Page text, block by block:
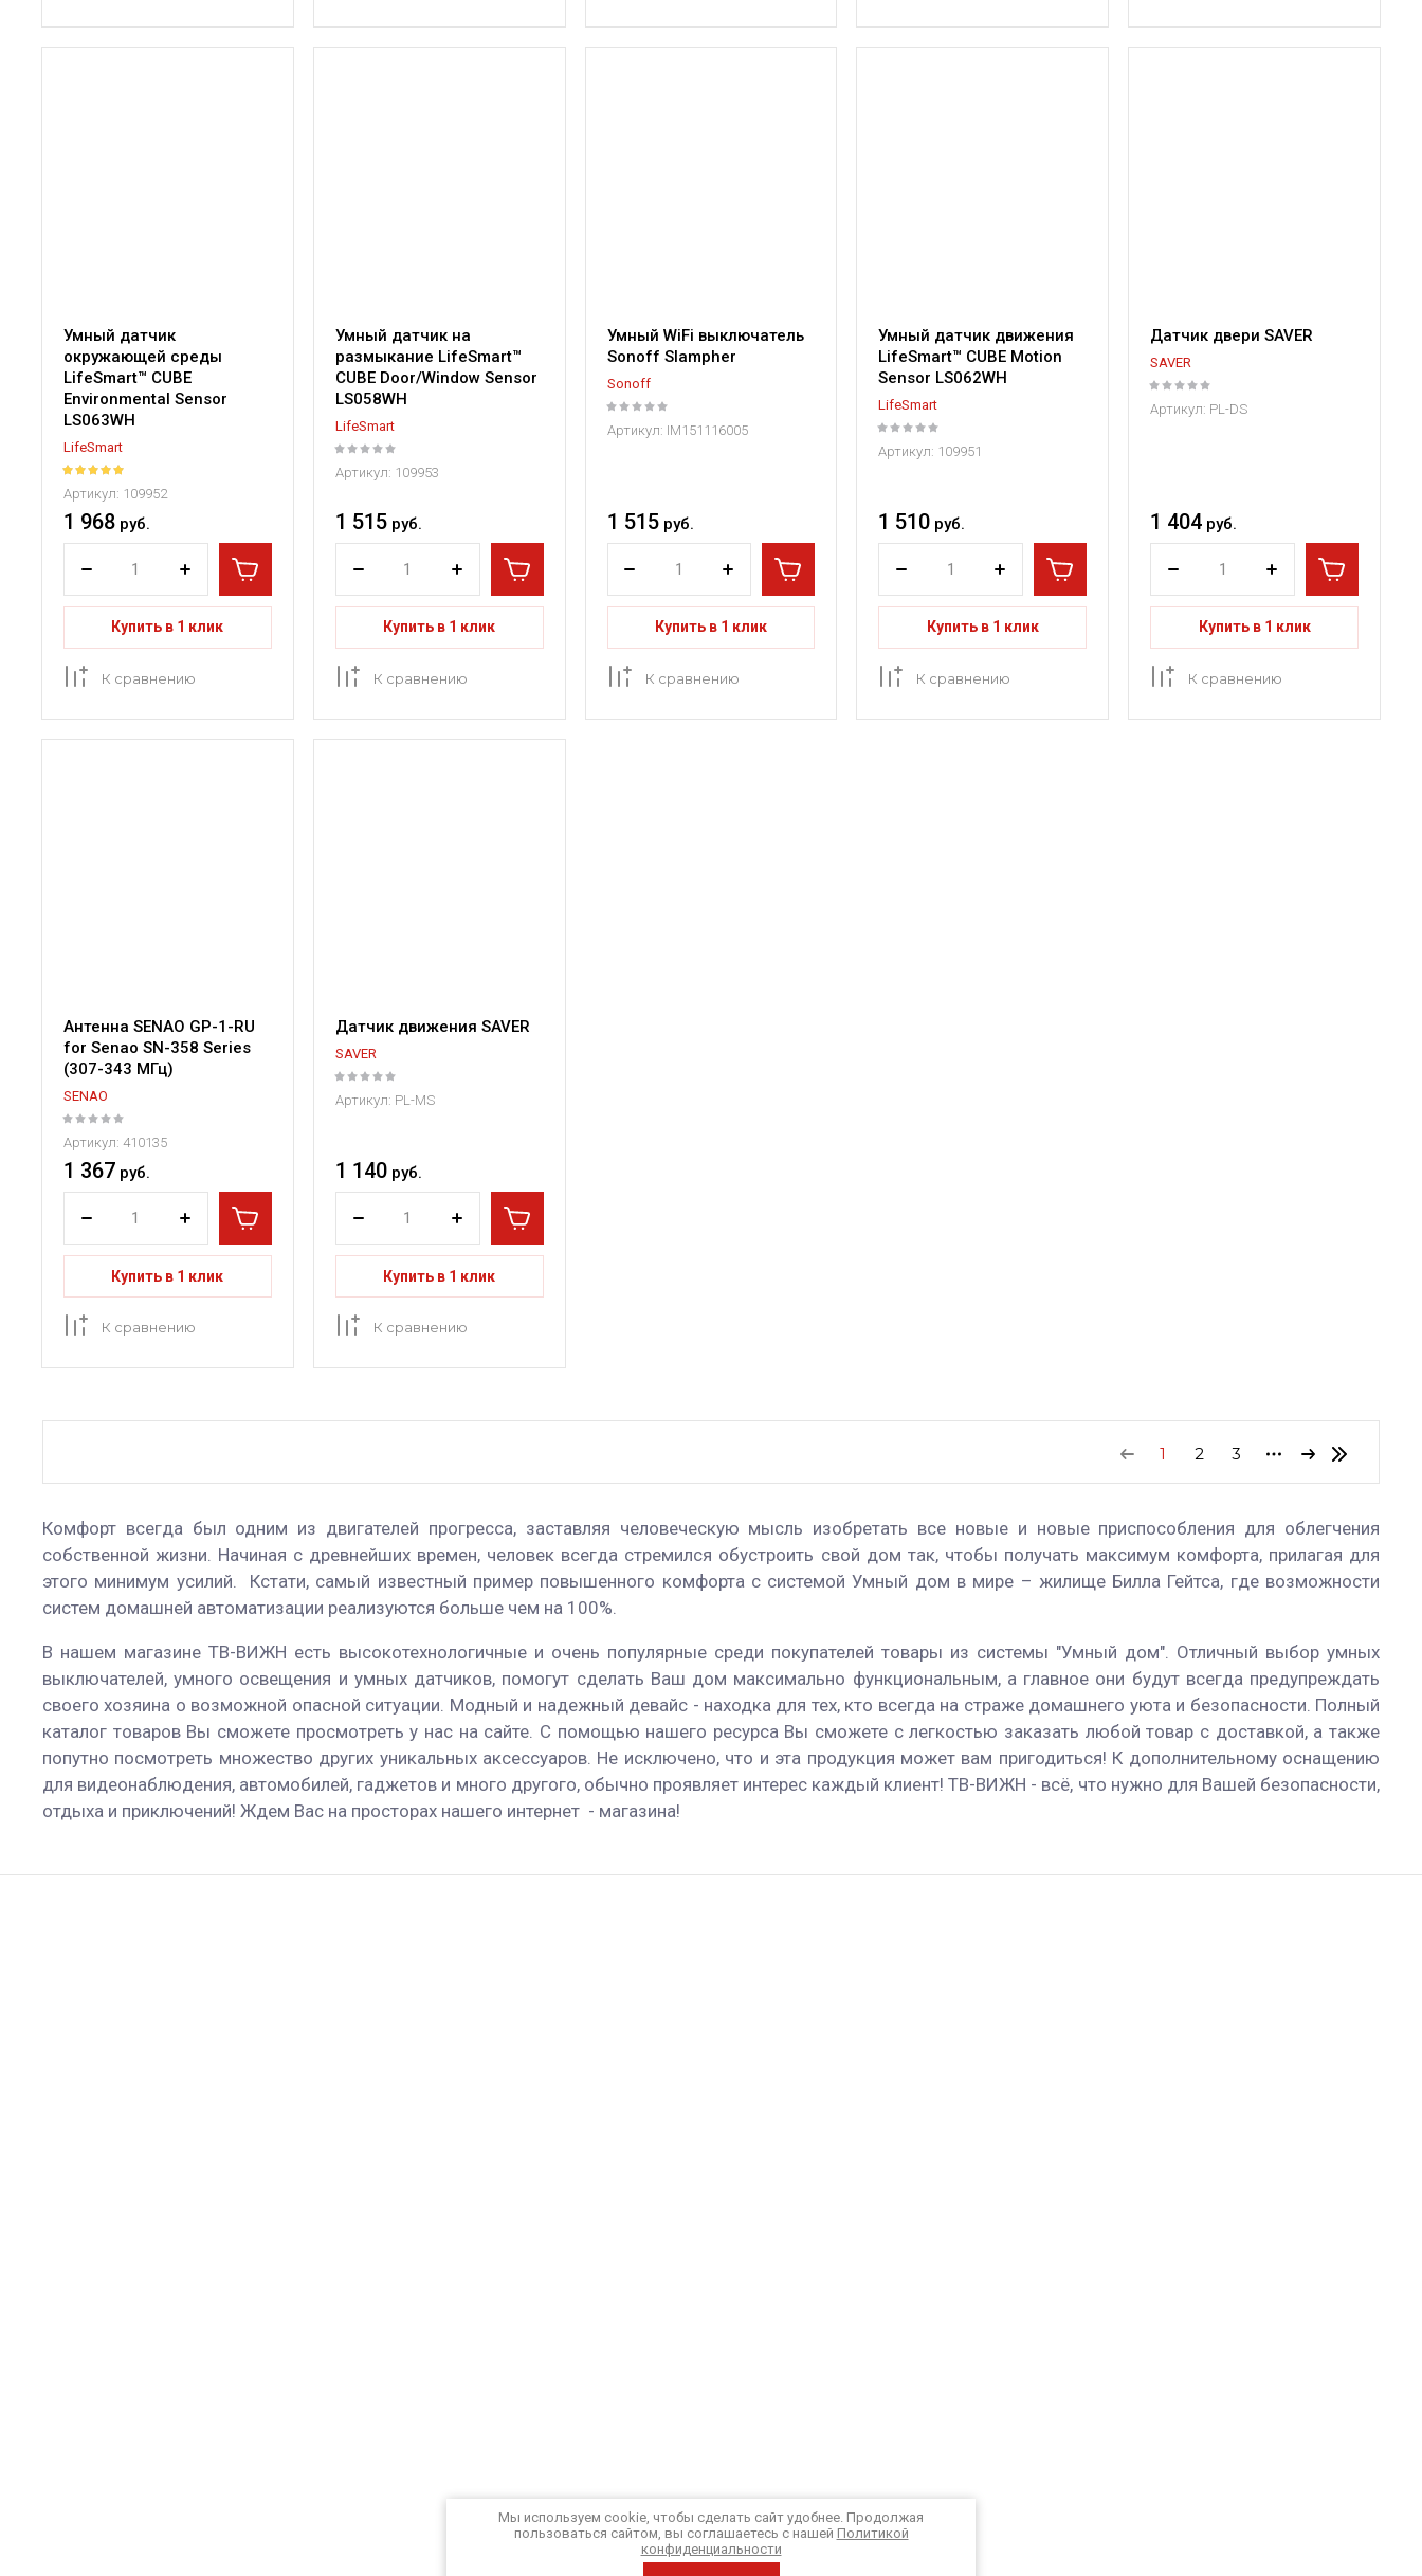
Умный датчик
окружающей среды
LifeSmart™ CUBE
Environmental Sensor
LS063WH
LifeSmart
Артикул: 109952
1 968 руб.
Купить в 1 клик
К сравнению
Умный датчик на
размыкание LifeSmart™
CUBE Door/Window Sensor
LS058WH
LifeSmart
Артикул: 109953
1 515 руб.
Купить в 1 клик
К сравнению
Умный WiFi выключатель
Sonoff Slampher
Sonoff
Артикул: IM151116005
1 515 руб.
Купить в 1 клик
К сравнению
Умный датчик движения
LifeSmart™ CUBE Motion
Sensor LS062WH
LifeSmart
Артикул: 109951
1 510 руб.
Купить в 1 клик
К сравнению
Датчик двери SAVER
SAVER
Артикул: PL-DS
1 404 руб.
Купить в 1 клик
К сравнению
Антенна SENAO GP-1-RU
for Senao SN-358 Series
(307-343 МГц)
SENAO
Артикул: 410135
1 367 руб.
Купить в 1 клик
К сравнению
Датчик движения SAVER
SAVER
Артикул: PL-MS
1 140 руб.
Купить в 1 клик
К сравнению
1 2 3
Комфорт всегда был одним из двигателей прогресса, заставляя человеческую мысль изобретать все новые и новые приспособления для облегчения
собственной жизни. Начиная с древнейших времен, человек всегда стремился обустроить свой дом так, чтобы получать максимум комфорта, прилагая для
этого минимум усилий. Кстати, самый известный пример повышенного комфорта с системой Умный дом в мире – жилище Билла Гейтса, где возможности
систем домашней автоматизации реализуются больше чем на 100%.
В нашем магазине ТВ-ВИЖН есть высокотехнологичные и очень популярные среди покупателей товары из системы "Умный дом". Отличный выбор умных
выключателей, умного освещения и умных датчиков, помогут сделать Ваш дом максимально функциональным, а главное они будут всегда предупреждать
своего хозяина о возможной опасной ситуации. Модный и надежный девайс - находка для тех, кто всегда на страже домашнего уюта и безопасности. Полный
каталог товаров Вы сможете просмотреть у нас на сайте. С помощью нашего ресурса Вы сможете с легкостью заказать любой товар с доставкой, а также
попутно посмотреть множество других уникальных аксессуаров. Не исключено, что и эта продукция может вам пригодиться! К дополнительному оснащению
для видеонаблюдения, автомобилей, гаджетов и много другого, обычно проявляет интерес каждый клиент! ТВ-ВИЖН - всё, что нужно для Вашей безопасности,
отдыха и приключений! Ждем Вас на просторах нашего интернет - магазина!
Мы используем cookie, чтобы сделать сайт удобнее. Продолжая
пользоваться сайтом, вы соглашаетесь с нашей Политикой
конфиденциальности